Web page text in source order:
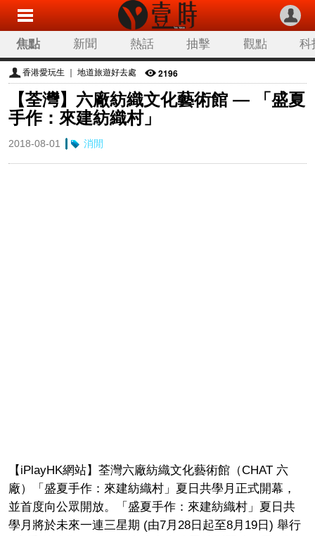
焦點 新聞 熱話 抽擊 觀點 科
香港愛玩生 ｜ 地道旅遊好去處 2196
【荃灣】六廠紡織文化藝術館 — 「盛夏
手作：來建紡織村」
2018-08-01 消閒
【iPlayHK網站】荃灣六廠紡織文化藝術館（CHAT 六
廠）「盛夏手作：來建紡織村」夏日共學月正式開幕，
並首度向公眾開放。「盛夏手作：來建紡織村」夏日共
學月將於未來一連三星期 (由7月28日起至8月19日) 舉行